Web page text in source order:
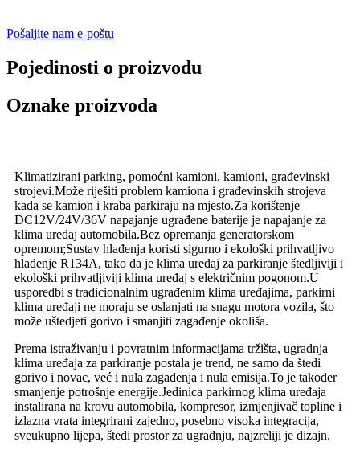
Pošaljite nam e-poštu
Pojedinosti o proizvodu
Oznake proizvoda
Klimatizirani parking, pomoćni kamioni, kamioni, građevinski
strojevi.Može riješiti problem kamiona i građevinskih strojeva
kada se kamion i kraba parkiraju na mjesto.Za korištenje
DC12V/24V/36V napajanje ugrađene baterije je napajanje za
klima uređaj automobila.Bez opremanja generatorskom
opremom;Sustav hlađenja koristi sigurno i ekološki prihvatljivo
hlađenje R134A, tako da je klima uređaj za parkiranje štedljiviji i
ekološki prihvatljiviji klima uređaj s električnim pogonom.U
usporedbi s tradicionalnim ugrađenim klima uređajima, parkirni
klima uređaji ne moraju se oslanjati na snagu motora vozila, što
može uštedjeti gorivo i smanjiti zagađenje okoliša.
Prema istraživanju i povratnim informacijama tržišta, ugradnja
klima uređaja za parkiranje postala je trend, ne samo da štedi
gorivo i novac, već i nula zagađenja i nula emisija.To je također
smanjenje potrošnje energije.Jedinica parkirnog klima uređaja
instalirana na krovu automobila, kompresor, izmjenjivač topline i
izlazna vrata integrirani zajedno, posebno visoka integracija,
sveukupno lijepa, štedi prostor za ugradnju, najzreliji je dizajn.